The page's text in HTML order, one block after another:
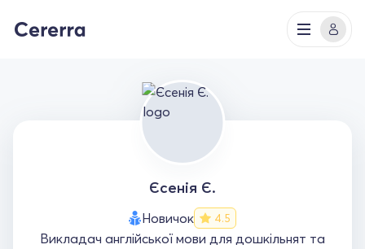
Єсенія Є.
Новичок 4.5
Викладач англійської мови для дошкільнят та